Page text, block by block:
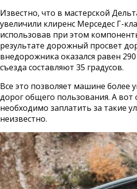
Известно, что в мастерской
увеличили клиренс Мерседес Г-
использовав при этом
результате дорожный просвет
внедорожника оказался равен
съезда составляют 35 градусов.
Все это позволяет машине более
дорог общего пользования. А вот
необходимо заплатить за такие
неизвестно.